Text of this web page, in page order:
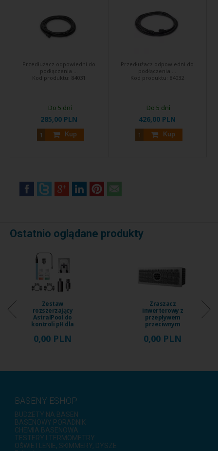
Przedłużacz odpowiedni do
podłączenia ...
Kod produktu: 84031
285,00 PLN
Kup
Do 5 dni
Przedłużacz odpowiedni do
podłączenia ...
Kod produktu: 84032
426,00 PLN
Kup
Do 5 dni
Ostatnio oglądane produkty
Zestaw
rozszerzający
AstralPool do
kontroli pH dla
morskiej ...
0,00 PLN
Zraszacz
inwerterowy z
przepływem
przeciwnym
Fix Jet, ...
0,00 PLN
BASENY ESHOP
BUDŻETY NA BASEN
BASENOWY PORADNIK
CHEMIA BASENOWA
TESTERY I TERMOMETRY
OŚWIETLENIE, SKIMMERY, DYSZE